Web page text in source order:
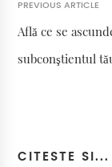
PREVIOUS ARTICLE
Află ce se
subconştientul
CITESTE SI...